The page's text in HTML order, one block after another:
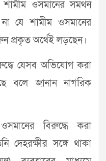
ওসমানের সমর্থন
যে শামীম ওসমানের
প্রকৃত অর্থেই লড়ছেন।
যেসব অভিযোগ করা
বলে জানান নাগরিক
ওসমানের বিরুদ্ধে করা
দেহরক্ষীর সঙ্গে থাকা